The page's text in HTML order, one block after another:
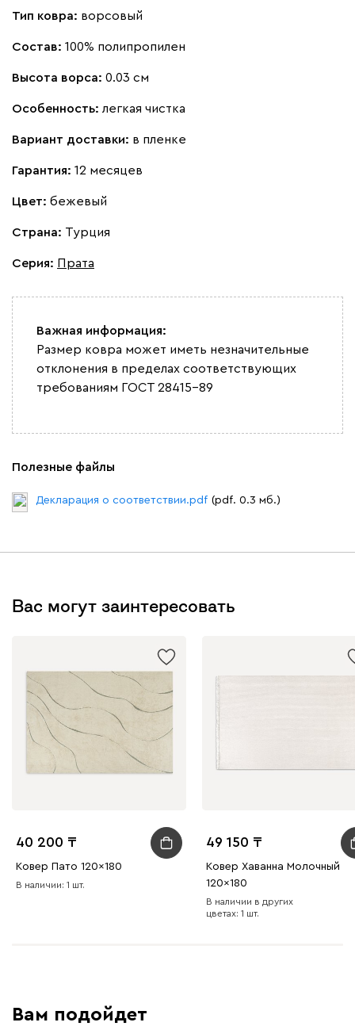
Тип ковра: ворсовый
Состав: 100% полипропилен
Высота ворса: 0.03 см
Особенность: легкая чистка
Вариант доставки: в пленке
Гарантия: 12 месяцев
Цвет: бежевый
Страна: Турция
Серия: Прата
Важная информация:
Размер ковра может иметь незначительные
отклонения в пределах соответствующих
требованиям ГОСТ 28415-89
Полезные файлы
Декларация о соответствии.pdf (pdf. 0.3 мб.)
Вас могут заинтересовать
40 200
Ковер Пато 120x180
В наличии: 1 шт.
49 150
Ковер Хаванна Молочный
120x180
В наличии в других
цветах: 1 шт.
Вам подойдет